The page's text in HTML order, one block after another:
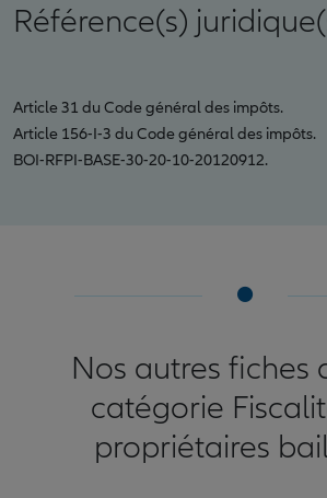
Référence(s)
Article 31 du Code général des impôts.
Article 156-I-3 du Code général des impôts.
BOI-RFPI-BASE-30-20-10-20120912.
Nos autres fiches
catégorie
propriétaires